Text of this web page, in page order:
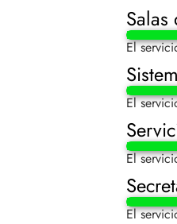
El
El
El
El